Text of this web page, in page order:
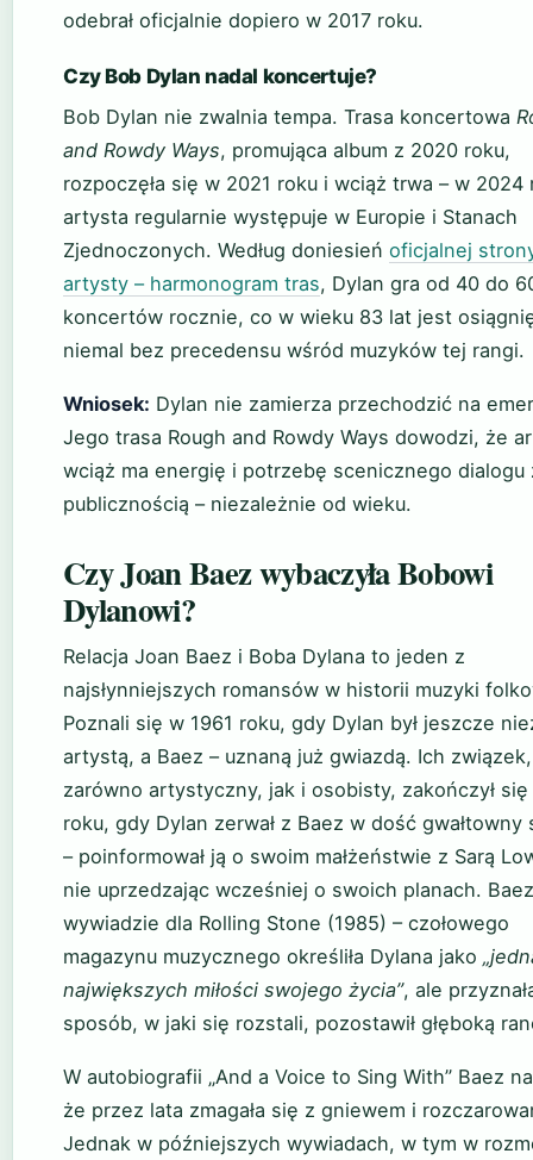
odebrał oficjalnie dopiero w 2017 roku.
Czy Bob Dylan nadal koncertuje?
Bob Dylan nie zwalnia tempa. Trasa koncertowa
and Rowdy Ways, promująca album z 2020 roku,
rozpoczęła się w 2021 roku i wciąż trwa – w 2024
artysta regularnie występuje w Europie i Stanach
Zjednoczonych. Według doniesień oficjalnej
artysty – harmonogram tras, Dylan gra od 40 do
koncertów rocznie, co w wieku 83 lat jest
niemal bez precedensu wśród muzyków tej rangi.
Wniosek: Dylan nie zamierza przechodzić na
Jego trasa Rough and Rowdy Ways dowodzi, że
wciąż ma energię i potrzebę scenicznego dialogu
publicznością – niezależnie od wieku.
Czy Joan Baez wybaczyła Bobowi
Dylanowi?
Relacja Joan Baez i Boba Dylana to jeden z
najsłynniejszych romansów w historii muzyki
Poznali się w 1961 roku, gdy Dylan był jeszcze
artystą, a Baez – uznaną już gwiazdą. Ich związek,
zarówno artystyczny, jak i osobisty, zakończył
roku, gdy Dylan zerwał z Baez w dość gwałtowny
– poinformował ją o swoim małżeństwie z Sarą
nie uprzedzając wcześniej o swoich planach.
wywiadzie dla Rolling Stone (1985) – czołowego
magazynu muzycznego określiła Dylana jako
największych miłości swojego życia”, ale
sposób, w jaki się rozstali, pozostawił głęboką
W autobiografii „And a Voice to Sing With” Baez
że przez lata zmagała się z gniewem i
Jednak w późniejszych wywiadach, w tym w